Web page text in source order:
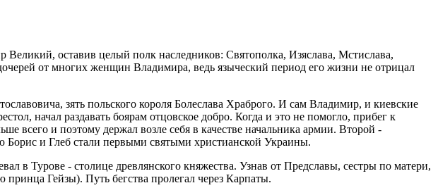
оставив целый полк наследников: Святополка, Изяслава, Мстислава,
от многих женщин Владимира, ведь языческий период его жизни не отрицал
зять польского короля Болеслава Храброго. И сам Владимир, и киевские
начал раздавать боярам отцовское добро. Когда и это не помогло, прибег к
всего и поэтому держал возле себя в качестве начальника армии. Второй -
и Глеб стали первыми святыми христианской Украины.
в Турове - столице древлянского княжества. Узнав от Предславы, сестры по матери,
Гейзы). Путь бегства пролегал через Карпаты.